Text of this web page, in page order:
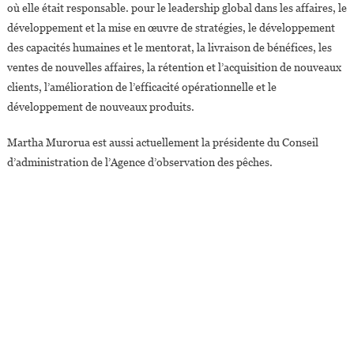
où elle était responsable. pour le leadership global dans les affaires, le
développement et la mise en œuvre de stratégies, le développement
des capacités humaines et le mentorat, la livraison de bénéfices, les
ventes de nouvelles affaires, la rétention et l’acquisition de nouveaux
clients, l’amélioration de l’efficacité opérationnelle et le
développement de nouveaux produits.
Martha Murorua est aussi actuellement la présidente du Conseil
d’administration de l’Agence d’observation des pêches.